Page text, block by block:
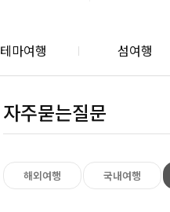
테마여행 섬여행
자주묻는질문
해외여행 국내여행